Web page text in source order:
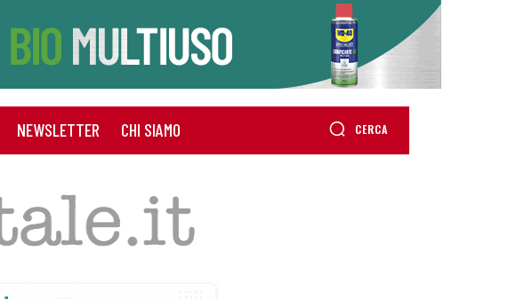
NEWSLETTER CHI SIAMO CERCA